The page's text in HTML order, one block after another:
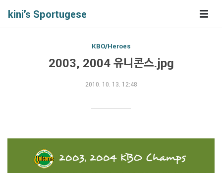
kini's Sportugese
KBO/Heroes
2003, 2004 유니콘스.jpg
2010. 10. 13. 12:48